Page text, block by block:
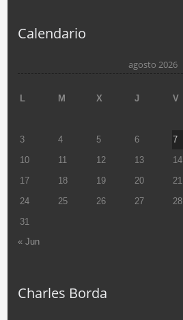
Calendario
agosto 2026
L M X J V
3
4 5 6 7
10
11 12 13 14
17
18 19 20 21
24
25 26 27 28
31
« Jun
Charles Borda